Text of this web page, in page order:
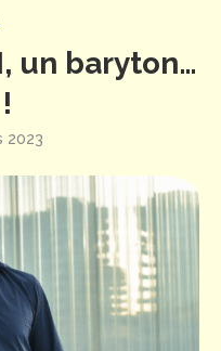
un baryton…
2023